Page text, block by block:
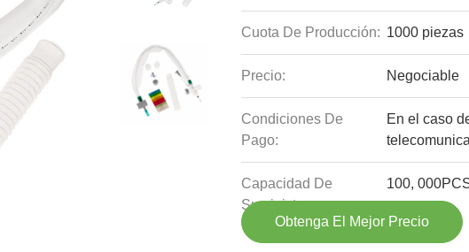
Cuota De Producción: 1000 piezas
Precio: Negociable
Condiciones De
Pago:
En el caso
Capacidad De
Suministro:
100,
Obtenga El Mejor Precio